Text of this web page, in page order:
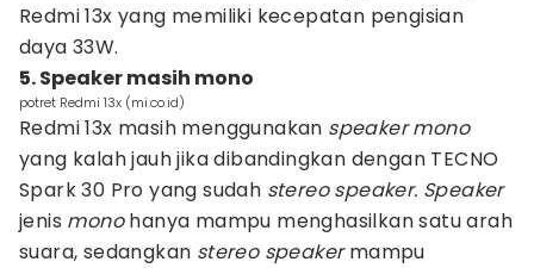
Redmi 13x yang memiliki kecepatan pengisian
daya 33W.
‎5. Speaker masih mono
potret Redmi 13x (mi.co.id)
Redmi 13x masih menggunakan speaker mono
yang kalah jauh jika dibandingkan dengan TECNO
Spark 30 Pro yang sudah stereo speaker. Speaker
jenis monohanya mampu menghasilkan satu arah
suara, sedangkan stereo speakermampu